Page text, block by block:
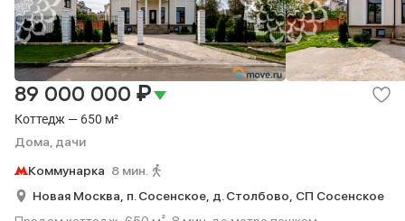
Коттедж — 650 м²
Дома, дачи
89 000 000 ₽
Коммунарка 8 мин.
Новая Москва, п. Сосенское, д. Столбово, СП Сосенское